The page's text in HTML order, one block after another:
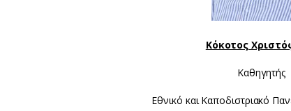
Κόκοτος
Καθηγητής
Εθνικό και Καποδιστριακό